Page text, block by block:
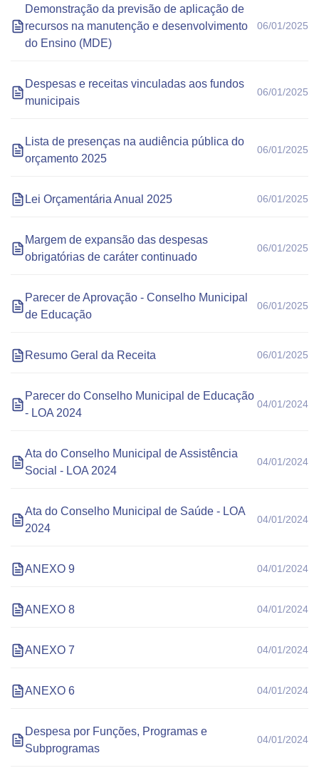
Demonstração da previsão de aplicação de
recursos na manutenção e desenvolvimento
do Ensino (MDE)
06/01/2025
Despesas e receitas vinculadas aos fundos
municipais
06/01/2025
Lista de presenças na audiência pública do
orçamento 2025
06/01/2025
Lei Orçamentária Anual 2025 06/01/2025
Margem de expansão das despesas
obrigatórias de caráter continuado
06/01/2025
Parecer de Aprovação - Conselho Municipal
de Educação
06/01/2025
Resumo Geral da Receita 06/01/2025
Parecer do Conselho Municipal de Educação
- LOA 2024
04/01/2024
Ata do Conselho Municipal de Assistência
Social - LOA 2024
04/01/2024
Ata do Conselho Municipal de Saúde - LOA
2024
04/01/2024
ANEXO 9 04/01/2024
ANEXO 8 04/01/2024
ANEXO 7 04/01/2024
ANEXO 6 04/01/2024
Despesa por Funções, Programas e
Subprogramas
04/01/2024